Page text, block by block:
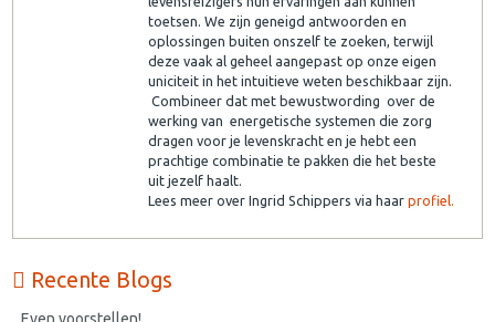
toetsen. We zijn geneigd antwoorden en
oplossingen buiten onszelf te zoeken, terwijl
deze vaak al geheel aangepast op onze eigen
uniciteit in het intuitieve weten beschikbaar zijn.
Combineer dat met bewustwording over de
werking van energetische systemen die zorg
dragen voor je levenskracht en je hebt een
prachtige combinatie te pakken die het beste
uit jezelf haalt.
Lees meer over Ingrid Schippers via haar profiel.
Recente Blogs